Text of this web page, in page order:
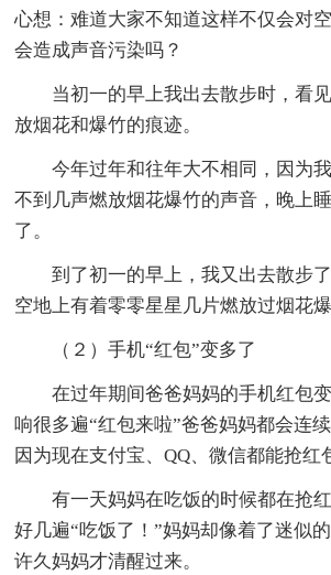
心想：难道大家不知道这样不仅会对
会造成声音污染吗？
当初一的早上我出去散步时，看
放烟花和爆竹的痕迹。
今年过年和往年大不相同，因为
不到几声燃放烟花爆竹的声音，晚上
了。
到了初一的早上，我又出去散步
空地上有着零零星星几片燃放过烟花爆
（２）手机“红包”变多了
在过年期间爸爸妈妈的手机红包
响很多遍“红包来啦”爸爸妈妈都会连
因为现在支付宝、QQ、微信都能抢红
有一天妈妈在吃饭的时候都在抢
好几遍“吃饭了！”妈妈却像着了迷似
许久妈妈才清醒过来。